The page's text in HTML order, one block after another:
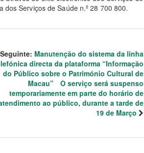
Serviços de Saúde n.º 28 700 800.
Seguinte: Manutenção do sistema da linha
directa da plataforma “Informação
do Público sobre o Património Cultural de
Macau” O serviço será suspenso
temporariamente em parte do horário de
ao público, durante a tarde de
19 de Março